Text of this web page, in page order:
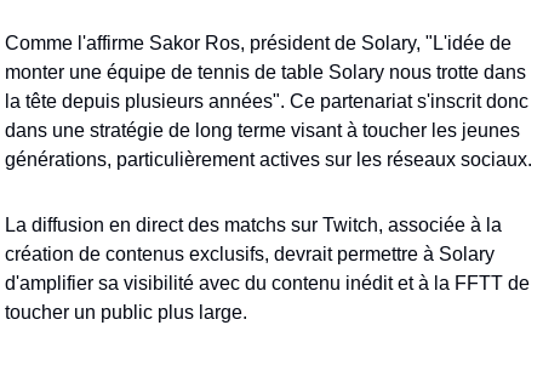
Comme l'affirme Sakor Ros, président de Solary, "L'idée de
monter une équipe de tennis de table Solary nous trotte dans
la tête depuis plusieurs années". Ce partenariat s'inscrit donc
dans une stratégie de long terme visant à toucher les jeunes
générations, particulièrement actives sur les réseaux sociaux.
La diffusion en direct des matchs sur Twitch, associée à la
création de contenus exclusifs, devrait permettre à Solary
d'amplifier sa visibilité avec du contenu inédit et à la FFTT de
toucher un public plus large.